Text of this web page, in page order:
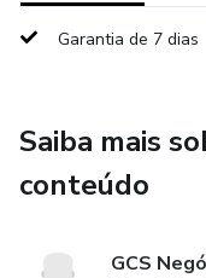
pessoalmente, pode
execução efetiva da
indevidamente sem
Este projeto é
Garantia de 7 dias
Saiba mais
conteúdo
GCS